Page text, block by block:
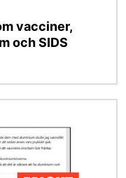
vacciner,
och SIDS